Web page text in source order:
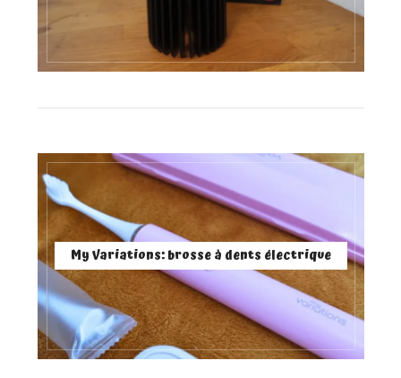
My Variations: brosse à dents électrique